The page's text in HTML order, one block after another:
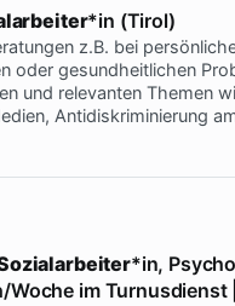
*in (Tirol)
z.B. bei
oder gesundheitlichen
und relevanten Themen
Antidiskriminierung
*in,
im Turnusdienst